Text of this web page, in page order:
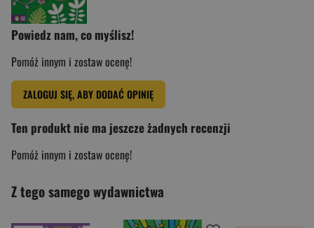
Powiedz nam, co myślisz!
Pomóż innym i zostaw ocenę!
ZALOGUJ SIĘ, ABY DODAĆ OPINIĘ
Ten produkt nie ma jeszcze żadnych recenzji
Pomóż innym i zostaw ocenę!
Z tego samego wydawnictwa